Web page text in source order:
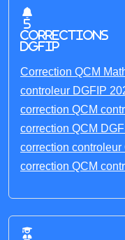
5
corrections
DGFIP
Correction QCM
controleur DGFIP
correction QCM
correction QCM
correction
correction QCM